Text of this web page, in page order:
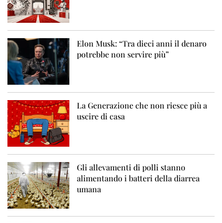
Elon Musk: “Tra dieci anni il denaro
potrebbe non servire più”
La Generazione che non riesce più a
uscire di casa
Gli allevamenti di polli stanno
alimentando i batteri della diarrea
umana